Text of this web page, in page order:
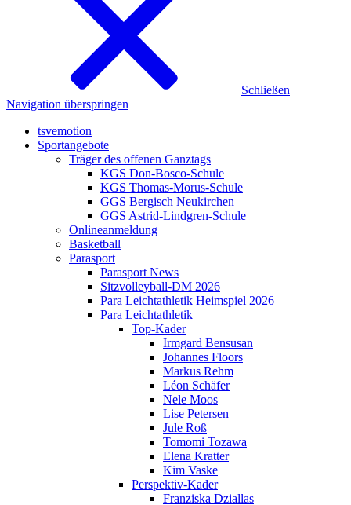
Schließen
Navigation überspringen
tsvemotion
Sportangebote
Träger des offenen Ganztags
KGS Don-Bosco-Schule
KGS Thomas-Morus-Schule
GGS Bergisch Neukirchen
GGS Astrid-Lindgren-Schule
Onlineanmeldung
Basketball
Parasport
Parasport News
Sitzvolleyball-DM 2026
Para Leichtathletik Heimspiel 2026
Para Leichtathletik
Top-Kader
Irmgard Bensusan
Johannes Floors
Markus Rehm
Léon Schäfer
Nele Moos
Lise Petersen
Jule Roß
Tomomi Tozawa
Elena Kratter
Kim Vaske
Perspektiv-Kader
Franziska Dziallas